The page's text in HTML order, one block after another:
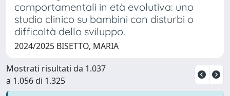
comportamentali in età evolutiva: uno
studio clinico su bambini con disturbi o
difficoltà dello sviluppo.
2024/2025 BISETTO, MARIA
Mostrati risultati da 1.037
a 1.056 di 1.325